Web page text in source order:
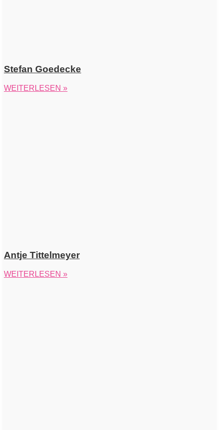
Stefan Goedecke
WEITERLESEN »
Antje Tittelmeyer
WEITERLESEN »